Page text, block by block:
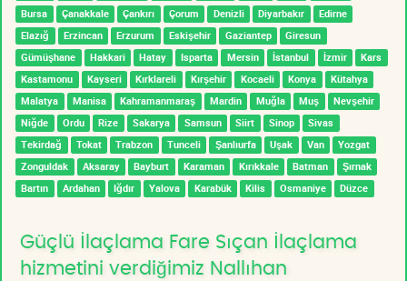
Bursa Çanakkale Çankırı Çorum Denizli Diyarbakır
Edirne
Elazığ
Erzincan Erzurum Eskişehir Gaziantep
Giresun
Gümüşhane
Hakkari Hatay Isparta Mersin İstanbul İzmir
Kars
Kastamonu
Kayseri Kırklareli Kırşehir Kocaeli Konya
Kütahya
Malatya
Manisa Kahramanmaraş Mardin Muğla Muş
Nevşehir
Niğde
Ordu Rize Sakarya Samsun Siirt Sinop
Sivas
Tekirdağ
Tokat Trabzon Tunceli Şanlıurfa Uşak Van
Yozgat
Zonguldak
Aksaray Bayburt Karaman Kırıkkale Batman
Şırnak
Bartın
Ardahan Iğdır Yalova Karabük Kilis Osmaniye Düzce
Güçlü İlaçlama Fare Sıçan İlaçlama
hizmetini verdiğimiz Nallıhan